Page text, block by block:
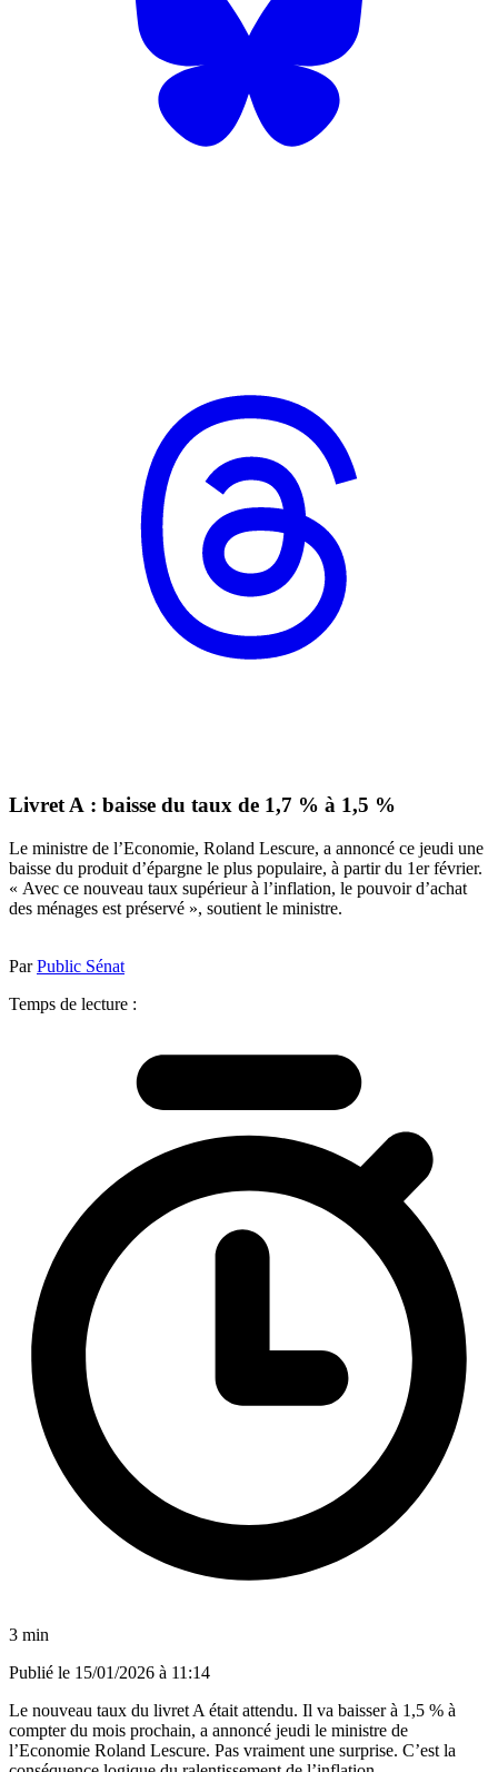
Livret A : baisse du taux de 1,7 % à 1,5 %
Le ministre de l’Economie, Roland Lescure, a annoncé ce jeudi une
baisse du produit d’épargne le plus populaire, à partir du 1er février.
« Avec ce nouveau taux supérieur à l’inflation, le pouvoir d’achat
des ménages est préservé », soutient le ministre.
ParPublic Sénat
Temps de lecture :
3 min
Publié le 15/01/2026 à 11:14
Le nouveau taux du livret A était attendu. Il va baisser à 1,5 % à
compter du mois prochain, a annoncé jeudi le ministre de
l’Economie Roland Lescure. Pas vraiment une surprise. C’est la